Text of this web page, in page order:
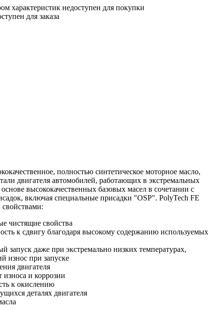
характеристик недоступен для покупки
для заказа
полностью синтетическое моторное масло,
двигателя автомобилей, работающих в экстремальных
высококачественных базовых масел в сочетании с
включая специальные присадки "OSP". PolyTech FE
чистящие свойства
к сдвигу благодаря высокому содержанию используемых
запуск даже при экстремально низких температурах,
износ при запуске
двигателя
износа и коррозии
к окислению
деталях двигателя